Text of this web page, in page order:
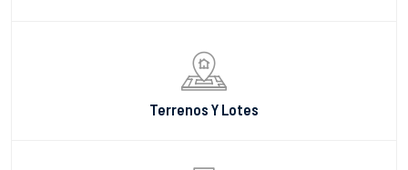
Terrenos Y Lotes